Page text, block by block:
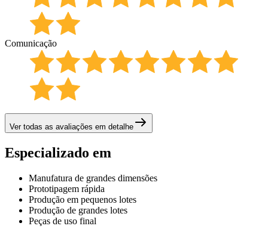
Comunicação
Ver todas as avaliações em detalhe
Especializado em
Manufatura de grandes dimensões
Prototipagem rápida
Produção em pequenos lotes
Produção de grandes lotes
Peças de uso final